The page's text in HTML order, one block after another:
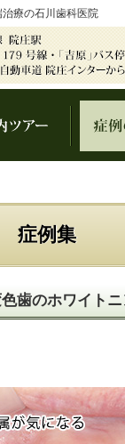
症例集
療の石川歯科医院
歯のホワイト